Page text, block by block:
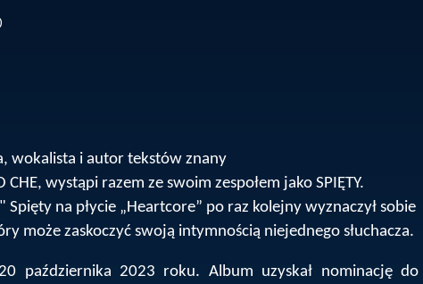
wokalista i autor tekstów znany
wystąpi razem ze swoim zespołem jako SPIĘTY.
na płycie „Heartcore” po raz kolejny wyznaczył sobie
może zaskoczyć swoją intymnością niejednego słuchacza.
października 2023 roku. Album uzyskał nominację do